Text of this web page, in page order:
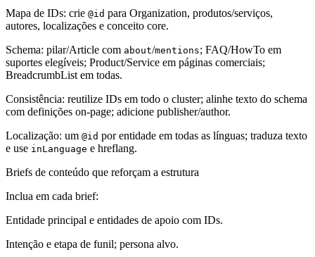
Mapa de IDs: crie @id para Organization, produtos/serviços,
autores, localizações e conceito core.
Schema: pilar/Article com about/mentions; FAQ/HowTo em
suportes elegíveis; Product/Service em páginas comerciais;
BreadcrumbList em todas.
Consistência: reutilize IDs em todo o cluster; alinhe texto do schema
com definições on-page; adicione publisher/author.
Localização: um @id por entidade em todas as línguas; traduza texto
e use inLanguage e hreflang.
Briefs de conteúdo que reforçam a estrutura
Inclua em cada brief:
Entidade principal e entidades de apoio com IDs.
Intenção e etapa de funil; persona alvo.